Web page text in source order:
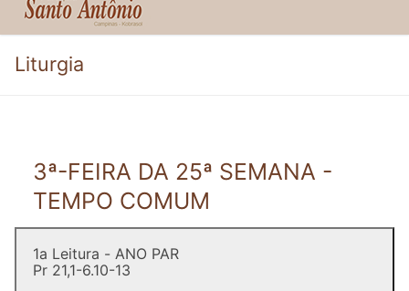
Pesquisar por:
Liturgia
3ª-FEIRA DA 25ª SEMANA -
TEMPO COMUM
1a Leitura - ANO PAR
Pr 21,1-6.10-13